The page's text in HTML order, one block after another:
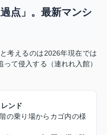
点」。最新マンシ
考えるのは2026年現在では
て侵入する（連れれ入館）
ンド
の乗り場からカゴ内の様